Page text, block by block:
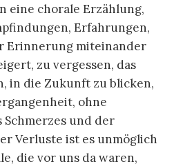
eine chorale Erzählung,
Erfahrungen,
Erinnerung miteinander
zu vergessen, das
in die Zukunft zu blicken,
ohne
Schmerzes und der
Verluste ist es unmöglich
die vor uns da waren,